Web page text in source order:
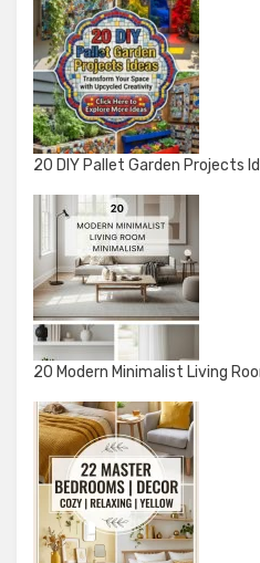
20 DIY Pallet Garden Projects
20 Modern Minimalist Living